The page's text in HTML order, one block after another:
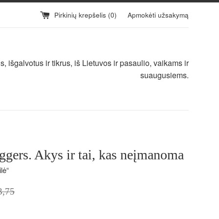
Pirkinių krepšelis (0) Apmokėti užsakymą
išgalvotus ir tikrus, iš Lietuvos ir pasaulio, vaikams ir
suaugusiems.
Akys ir tai, kas neįmanoma